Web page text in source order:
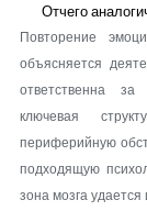
Отчего
Повторение
объясняется
ответственна за
ключевая
периферийную
подходящую
зона мозга